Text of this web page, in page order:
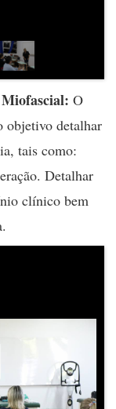
O
objetivo detalhar
tais como:
Detalhar
clínico bem